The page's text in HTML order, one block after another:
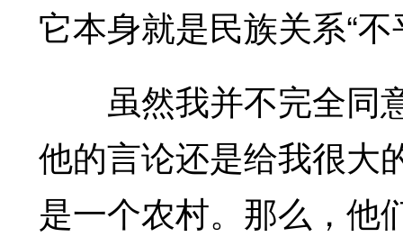
它本身就是民族关系“
虽然我并不完全同
他的言论还是给我很大
是一个农村。那么，他